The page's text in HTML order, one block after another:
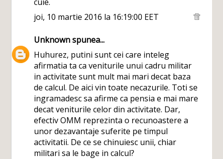
joi, 10 martie 2016 la 16:19:00 EET
Unknownspunea...
Huhurez, putini sunt cei care inteleg
afirmatia ta ca veniturile unui cadru militar
in activitate sunt mult mai mari decat baza
de calcul. De aici vin toate necazurile. Toti se
ingramadesc sa afirme ca pensia e mai mare
decat veniturile celor din activitate. Dar,
efectiv OMM reprezinta o recunoastere a
unor dezavantaje suferite pe timpul
activitatii. De ce se chinuiesc unii, chiar
militari sa le bage in calcul?